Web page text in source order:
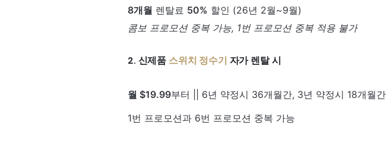
8개월 렌탈료 50% 할인 (26년 2월~9월)
콤보 프로모션 중복 가능, 1번 프로모션 중복 적용 불가
2. 신제품 스위치 정수기 자가 렌탈 시
월 $19.99부터 || 6년 약정시 36개월간, 3년 약정시 18개월간
1번 프로모션과 6번 프로모션 중복 가능